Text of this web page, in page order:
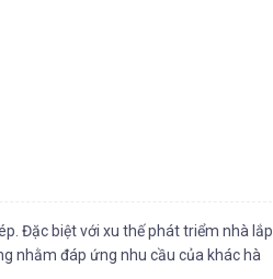
Đặc biệt với xu thế phát triểm nhà lắp
nhằm đáp ứng nhu cầu của khác hà